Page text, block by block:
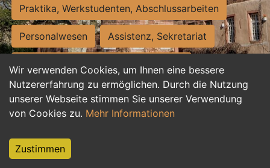
Wir verwenden Cookies, um Ihnen eine bessere
Nutzererfahrung zu ermöglichen. Durch die Nutzung
unserer Webseite stimmen Sie unserer Verwendung
von Cookies zu. Mehr Informationen
Zustimmen
Praktika, Werkstudenten, Abschlussarbeiten
Personalwesen Assistenz, Sekretariat
Hilfskräfte, Aushilfs- und Nebenjobs
Einkauf, Logistik, Materialwirtschaft
Weiterbildung, Studium, duale Ausbildung
Tourismus